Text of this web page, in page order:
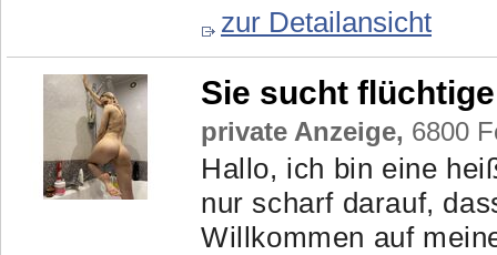
zur Detailansicht
Sie sucht
private Anzeige, 6800
Hallo, ich bin eine
nur scharf darauf,
Willkommen auf